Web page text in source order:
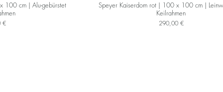
100 cm | Alu-gebürstet
€
Speyer Kaiserdom rot | 100 x 100 cm |
Keilrahmen
Preis
290,00 €